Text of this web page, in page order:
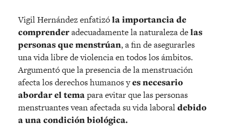
Vigil Hernández enfatizóla importancia de
comprenderadecuadamente la naturaleza delas
personas que menstrúan, a fin de asegurarles
una vida libre de violencia en todos los ámbitos.
Argumentó que la presencia de la menstruación
afecta los derechos humanos yes necesario
abordar el temapara evitar que las personas
menstruantes vean afectada su vida laboraldebido
a una condición biológica.